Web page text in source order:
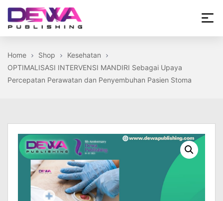
Skip
theDewa
Home
Shop
Kesehatan
OPTIMALISASI INTERVENSI MANDIRI Sebagai Upaya
Percepatan Perawatan dan Penyembuhan Pasien Stoma